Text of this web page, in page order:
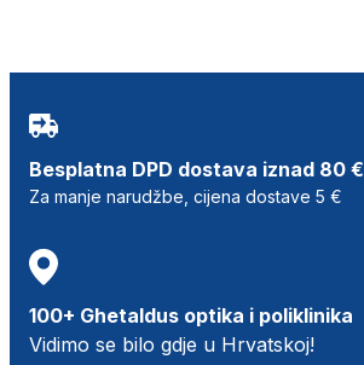
Besplatna DPD dostava iznad 80 €
Za manje narudžbe, cijena dostave 5 €
100+ Ghetaldus optika i poliklinika
Vidimo se bilo gdje u Hrvatskoj!